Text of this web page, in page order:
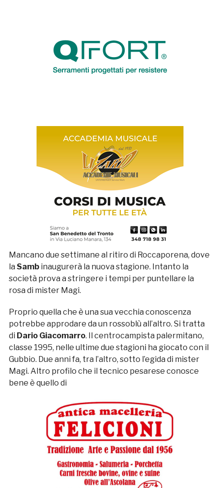
Mancano due settimane al ritiro di Roccaporena, dove
la Sambinaugurerà la nuova stagione. Intanto la
società prova a stringere i tempi per puntellare la
rosa di mister Magi.
Proprio quella che è una sua vecchia conoscenza
potrebbe approdare da un rossoblù all’altro. Si tratta
di Dario Giacomarro. Il centrocampista palermitano,
classe 1995, nelle ultime due stagioni ha giocato con il
Gubbio. Due anni fa, tra l’altro, sotto l’egida di mister
Magi. Altro profilo che il tecnico pesarese conosce
bene è quello di